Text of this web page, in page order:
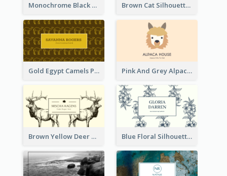
Monochrome Black Piano Music Business Card Brown Cat Silhouette Cafe Business Card
Gold Egypt Camels Patterns Illustration Business Card Pink And Grey Alpaca Illustration Business Card
Brown Yellow Deer Silhouette Business Card Blue Floral Silhouette Elegant Business Card